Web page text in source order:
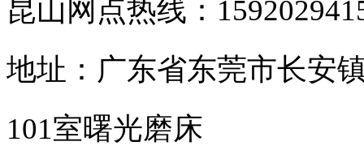
昆山网点热线：
地址：广东省东莞市长安
101室曙光磨床